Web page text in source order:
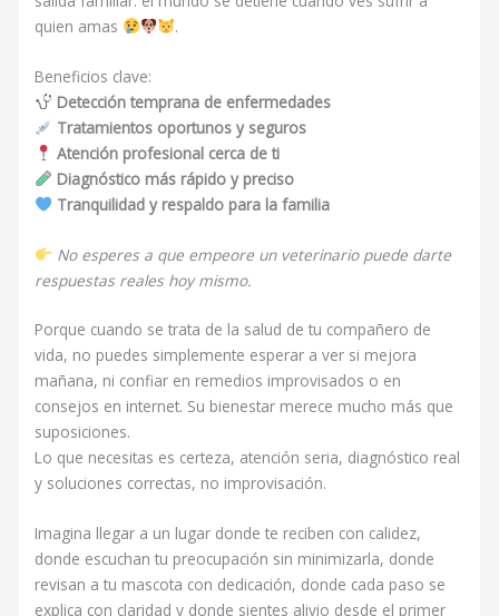
quien amas
.
Beneficios clave:
Detección temprana de enfermedades
Tratamientos oportunos y seguros
Atención profesional cerca de ti
Diagnóstico más rápido y preciso
Tranquilidad y respaldo para la familia
No esperes a que empeore un veterinario puede darte
respuestas reales hoy mismo.
Porque cuando se trata de la salud de tu compañero de
vida, no puedes simplemente esperar a ver si mejora
mañana, ni confiar en remedios improvisados o en
consejos en internet. Su bienestar merece mucho más que
suposiciones.
Lo que necesitas es certeza, atención seria, diagnóstico real
y soluciones correctas, no improvisación.
Imagina llegar a un lugar donde te reciben con calidez,
donde escuchan tu preocupación sin minimizarla, donde
revisan a tu mascota con dedicación, donde cada paso se
explica con claridad y donde sientes alivio desde el primer